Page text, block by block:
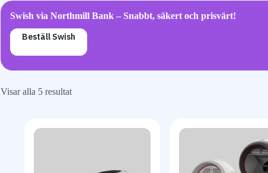
Swish via Northmill Bank – Snabbt, säkert och prisvärt!
Beställ Swish
Visar alla 5 resultat